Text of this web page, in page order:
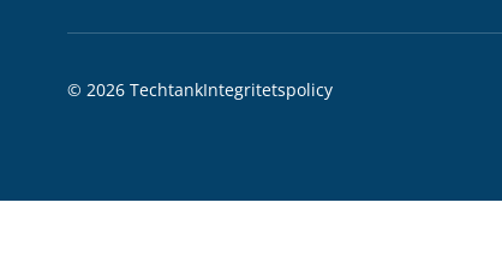
© 2026 TechtankIntegritetspolicy